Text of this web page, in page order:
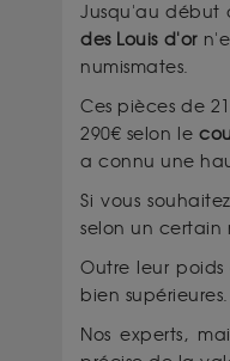
Jusqu'au début
des Louis d'or
numismates.
Ces pièces de
290€ selon le
a connu une
Si vous souhaitez
selon un certain
Outre leur
bien supérieures.
Nos experts,